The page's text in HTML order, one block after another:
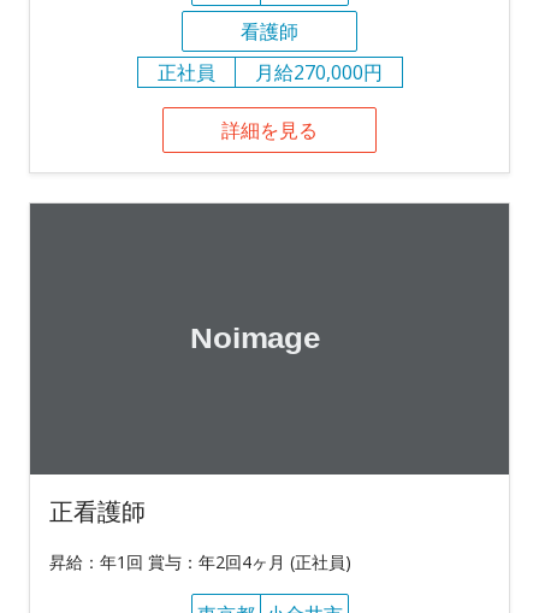
看護師
正社員
月給270,000円
詳細を見る
正看護師
昇給：年1回 賞与：年2回4ヶ月 (正社員)